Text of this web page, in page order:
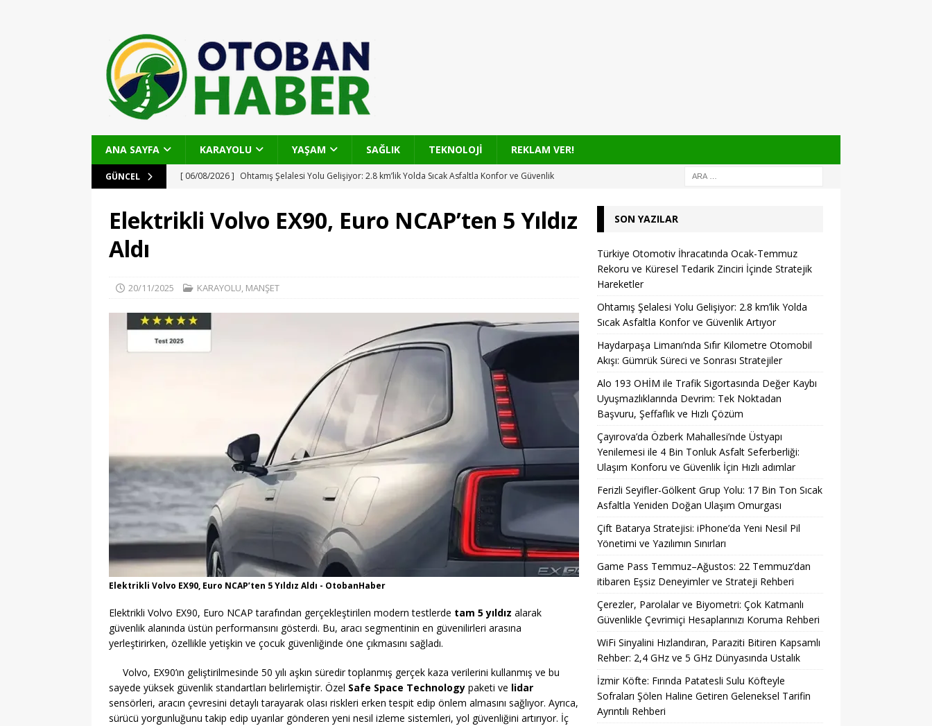
ANA SAYFA KARAYOLU YAŞAM SAĞLIK TEKNOLOJİ REKLAM VER!
GÜNCEL [ 06/08/2026 ] Ohtamış Şelalesi Yolu Gelişiyor: 2.8 km’lik Yolda Sıcak Asfaltla Konfor ve Güvenlik
[ 27/07/2026 ]
Haydarpaşa Limanı’nda Sıfır Kilometre Otomobil Akışı: Gümrük Süreci ve Sonrası
Noktadan Başvuru, Şeffaflık ve Hızlı Çözüm
[ 22/07/2026 ]
Seferberliği: Ulaşım Konforu ve Güvenlik İçin Hızlı adımlar
OTOBAN
Türkiye Otomotiv İhracatında Ocak-Temmuz Rekoru ve Küresel Tedarik Zinciri İçinde
KARAYOLU
Elektrikli Volvo EX90, Euro NCAP’ten 5 Yıldız
Aldı
20/11/2025 KARAYOLU, MANŞET
Elektrikli Volvo EX90, Euro NCAP’ten 5 Yıldız Aldı - OtobanHaber
Elektrikli Volvo EX90, Euro NCAP tarafından gerçekleştirilen modern testlerde tam 5 yıldız alarak
güvenlik alanında üstün performansını gösterdi. Bu, aracı segmentinin en güvenilirleri arasına
yerleştirirken, özellikle yetişkin ve çocuk güvenliğinde öne çıkmasını sağladı.
Volvo, EX90’ın geliştirilmesinde 50 yılı aşkın süredir toplanmış gerçek kaza verilerini kullanmış ve bu
sayede yüksek güvenlik standartları belirlemiştir. Özel Safe Space Technology paketi ve lidar
sensörleri, aracın çevresini detaylı tarayarak olası riskleri erken tespit edip önlem almasını sağlıyor. Ayrıca,
sürücü yorgunluğunu takip edip uyarılar gönderen yeni nesil izleme sistemleri, yol güvenliğini artırıyor. İç
SON YAZILAR
Türkiye Otomotiv İhracatında Ocak-Temmuz
Rekoru ve Küresel Tedarik Zinciri İçinde Stratejik
Hareketler
Ohtamış Şelalesi Yolu Gelişiyor: 2.8 km’lik Yolda
Sıcak Asfaltla Konfor ve Güvenlik Artıyor
Haydarpaşa Limanı’nda Sıfır Kilometre Otomobil
Akışı: Gümrük Süreci ve Sonrası Stratejiler
Alo 193 OHİM ile Trafik Sigortasında Değer Kaybı
Uyuşmazlıklarında Devrim: Tek Noktadan
Başvuru, Şeffaflık ve Hızlı Çözüm
Çayırova’da Özberk Mahallesi’nde Üstyapı
Yenilemesi ile 4 Bin Tonluk Asfalt Seferberliği:
Ulaşım Konforu ve Güvenlik İçin Hızlı adımlar
Ferizli Seyifler-Gölkent Grup Yolu: 17 Bin Ton Sıcak
Asfaltla Yeniden Doğan Ulaşım Omurgası
Çift Batarya Stratejisi: iPhone’da Yeni Nesil Pil
Yönetimi ve Yazılımın Sınırları
Game Pass Temmuz–Ağustos: 22 Temmuz’dan
itibaren Eşsiz Deneyimler ve Strateji Rehberi
Çerezler, Parolalar ve Biyometri: Çok Katmanlı
Güvenlikle Çevrimiçi Hesaplarınızı Koruma Rehberi
WiFi Sinyalini Hızlandıran, Paraziti Bitiren Kapsamlı
Rehber: 2,4 GHz ve 5 GHz Dünyasında Ustalık
İzmir Köfte: Fırında Patatesli Sulu Köfteyle
Sofraları Şölen Haline Getiren Geleneksel Tarifin
Ayrıntılı Rehberi